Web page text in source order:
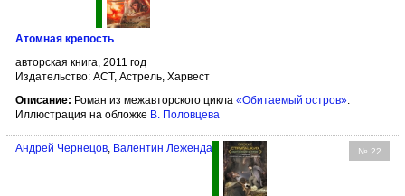
Атомная крепость
авторская книга, 2011 год
Издательство: АСТ, Астрель, Харвест
Описание: Роман из межавторского цикла «Обитаемый остров»
Иллюстрация на обложке В. Половцева
№ 22
Андрей Чернецов Валентин Леженда